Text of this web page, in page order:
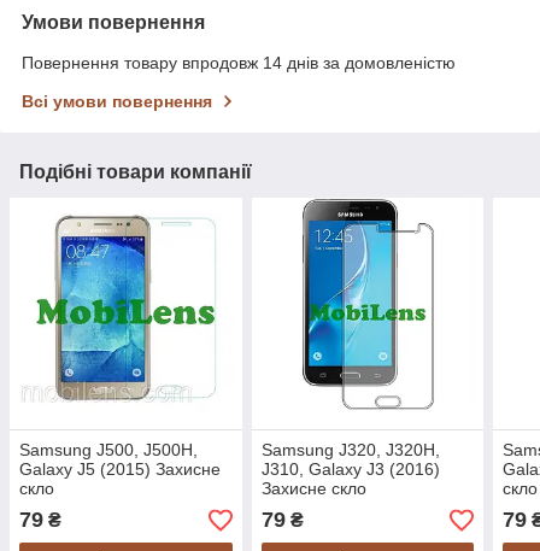
Умови повернення
Повернення товару впродовж 14 днів за домовленістю
Всі умови повернення
Подібні товари компанії
Samsung J500, J500H,
Galaxy J5 (2015) Захисне
скло
79 ₴
Samsung J320, J320H,
J310, Galaxy J3 (2016)
Захисне скло
79₴
скло
79